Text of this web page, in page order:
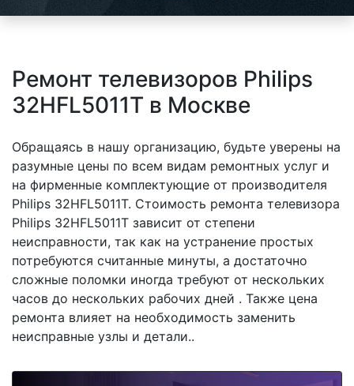
Ремонт телевизоров Philips
32HFL5011T в Москве
Обращаясь в нашу организацию, будьте уверены на
разумные цены по всем видам ремонтных услуг и
на фирменные комплектующие от производителя
Philips 32HFL5011T. Стоимость ремонта телевизора
Philips 32HFL5011T зависит от степени
неисправности, так как на устранение простых
потребуются считанные минуты, а достаточно
сложные поломки иногда требуют от нескольких
часов до нескольких рабочих дней . Также цена
ремонта влияет на необходимость заменить
неисправные узлы и детали..